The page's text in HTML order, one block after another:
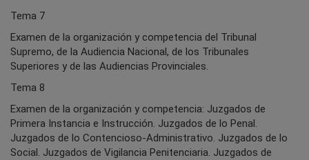
Tema 7
Examen de la organización y competencia del Tribunal
Supremo, de la Audiencia Nacional, de los Tribunales
Superiores y de las Audiencias Provinciales.
Tema 8
Examen de la organización y competencia: Juzgados de
Primera Instancia e Instrucción. Juzgados de lo Penal.
Juzgados de lo Contencioso-Administrativo. Juzgados de lo
Social. Juzgados de Vigilancia Penitenciaria. Juzgados de